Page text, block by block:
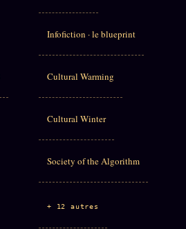
Infofiction · le blueprint
Cultural Warming
Cultural Winter
Society of the Algorithm
+ 12 autres